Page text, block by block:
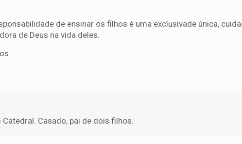
de ensinar os filhos é uma exclusivade única,
de Deus na vida deles.
Catedral. Casado, pai de dois filhos.